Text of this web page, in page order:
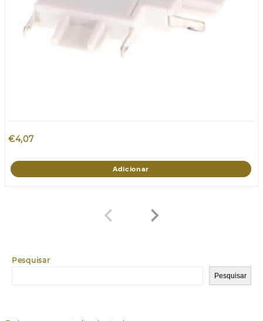
Pesquisar
Pesquisar
€4,07
Adicionar